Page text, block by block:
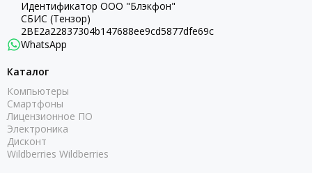
Идентификатор ООО "Блэкфон"
СБИС (Тензор)
2BE2a22837304b147688ee9cd5877dfe69c
WhatsApp
Каталог
Компьютеры
Смартфоны
Лицензионное ПО
Электроника
Дисконт
Wildberries Wildberries